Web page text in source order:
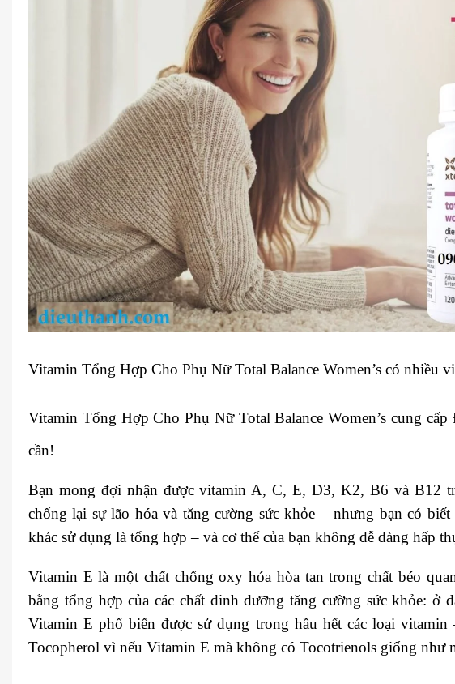
Vitamin Tổng Hợp Cho Phụ Nữ Total Balance Women’s có nhiều
Vitamin Tổng Hợp Cho Phụ Nữ Total Balance Women’scung
cần!
Bạn mong đợi nhận được vitamin A, C, E, D3, K2, B6 và B12
chống lại sự lão hóa và tăng cường sức khỏe – nhưng bạn có
khác sử dụng là tổng hợp – và cơ thể của bạn không dễ dàng hấp
Vitamin E là một chất chống oxy hóa hòa tan trong chất béo
bằng tổng hợp của các chất dinh dưỡng tăng cường sức khỏe: ở
Vitamin E phổ biến được sử dụng trong hầu hết các loại
Tocopherol vì nếu Vitamin E mà không có Tocotrienols giống như